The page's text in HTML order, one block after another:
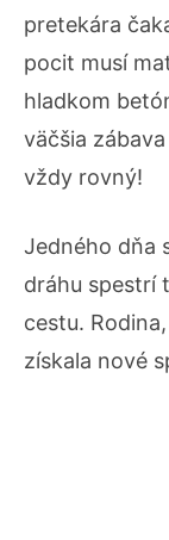
pretekára
pocit musí
hladkom
väčšia
vždy rovný!
Jedného dňa
dráhu spestrí
cestu.
získala nové